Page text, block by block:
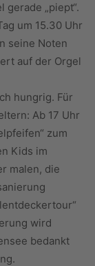
gerade „piept“.
um 15.30 Uhr
seine Noten
auf der Orgel
hungrig. Für
Ab 17 Uhr
zum
Kids im
malen, die
wird
bedankt